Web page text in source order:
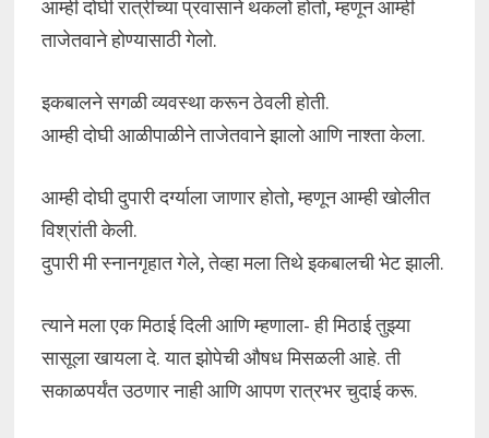
आम्ही दोघी रात्रीच्या प्रवासाने थकलो होतो, म्हणून आम्ही
ताजेतवाने होण्यासाठी गेलो.
इकबालने सगळी व्यवस्था करून ठेवली होती.
आम्ही दोघी आळीपाळीने ताजेतवाने झालो आणि नाश्ता केला.
आम्ही दोघी दुपारी दर्ग्याला जाणार होतो, म्हणून आम्ही खोलीत
विश्रांती केली.
दुपारी मी स्नानगृहात गेले, तेव्हा मला तिथे इकबालची भेट झाली.
त्याने मला एक मिठाई दिली आणि म्हणाला- ही मिठाई तुझ्या
सासूला खायला दे. यात झोपेची औषध मिसळली आहे. ती
सकाळपर्यंत उठणार नाही आणि आपण रात्रभर चुदाई करू.